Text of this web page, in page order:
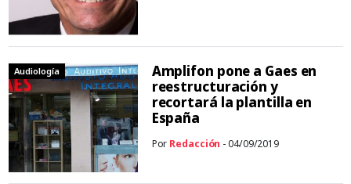
Audiología
Amplifon pone a Gaes en
reestructuración y
recortará la plantilla en
España
Por Redacción - 04/09/2019